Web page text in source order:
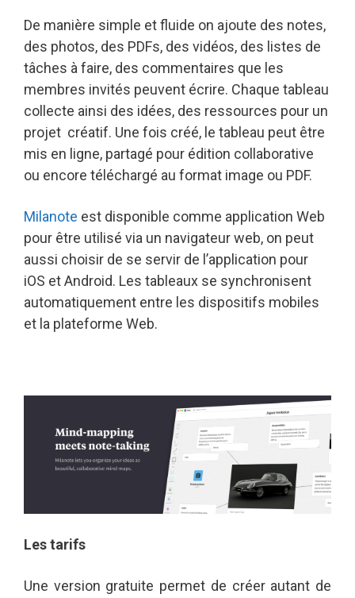
De manière simple et fluide on ajoute des notes,
des photos, des PDFs, des vidéos, des listes de
tâches à faire, des commentaires que les
membres invités peuvent écrire. Chaque tableau
collecte ainsi des idées, des ressources pour un
projet créatif. Une fois créé, le tableau peut être
mis en ligne, partagé pour édition collaborative
ou encore téléchargé au format image ou PDF.
Milanote est disponible comme application Web
pour être utilisé via un navigateur web, on peut
aussi choisir de se servir de l’application pour
iOS et Android. Les tableaux se synchronisent
automatiquement entre les dispositifs mobiles
et la plateforme Web.
Les tarifs
Une version gratuite permet de créer autant de